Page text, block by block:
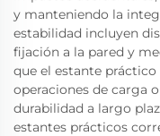
y manteniendo la
estabilidad incluyen
fijación a la pared y
que el estante
operaciones de carga
durabilidad a largo
estantes prácticos